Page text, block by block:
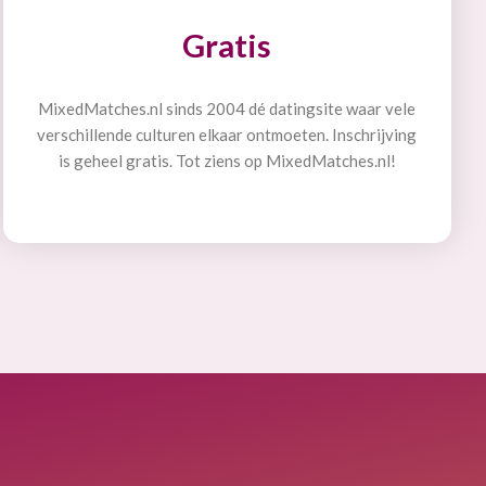
Gratis
MixedMatches.nl sinds 2004 dé datingsite waar vele
verschillende culturen elkaar ontmoeten. Inschrijving
is geheel gratis. Tot ziens op MixedMatches.nl!